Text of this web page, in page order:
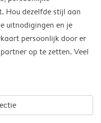
Hou dezelfde stijl aan
uitnodigingen en je
persoonlijk door er
op te zetten. Veel